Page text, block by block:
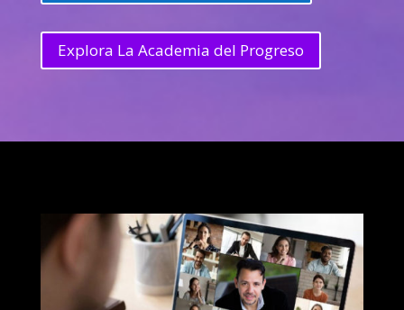
Explora La Academia del Progreso